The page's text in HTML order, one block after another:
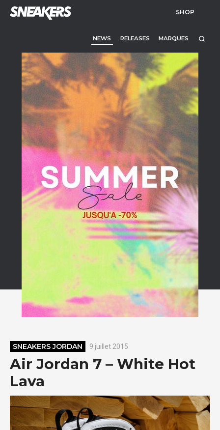
SHOP
NEWS RELEASES MARQUES
SNEAKERS JORDAN 9 juillet 2015
Air Jordan 7 – White Hot
Lava